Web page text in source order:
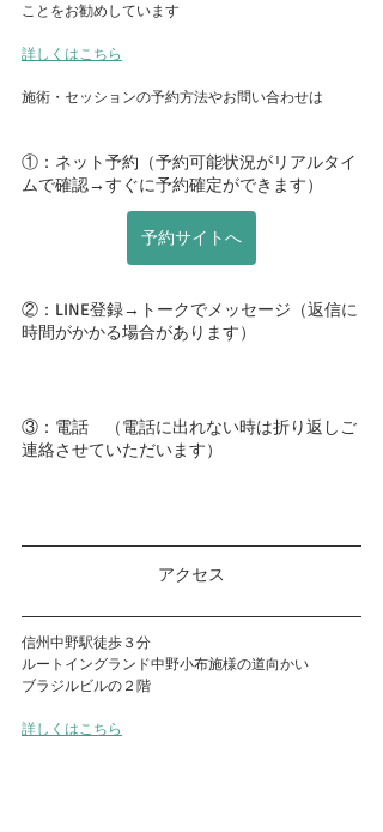
ことをお勧めしています
詳しくはこちら
施術・セッションの予約方法やお問い合わせは
①：ネット予約（予約可能状況がリアルタイ
ムで確認→すぐに予約確定ができます）
予約サイトへ
②：LINE登録→トークでメッセージ（返信に
時間がかかる場合があります）
③：電話　（電話に出れない時は折り返しご
連絡させていただいます）
アクセス
信州中野駅徒歩３分
ルートイングランド中野小布施様の道向かい
ブラジルビルの２階
詳しくはこちら